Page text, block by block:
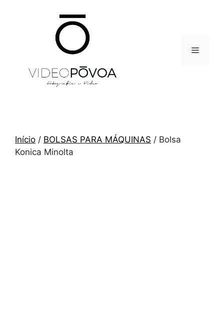
Menu
Início / BOLSAS PARA MÁQUINAS / Bolsa
Konica Minolta